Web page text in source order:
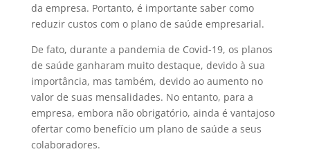
da empresa. Portanto, é importante saber como
reduzir custos com o plano de saúde empresarial.
De fato, durante a pandemia de Covid-19, os planos
de saúde ganharam muito destaque, devido à sua
importância, mas também, devido ao aumento no
valor de suas mensalidades. No entanto, para a
empresa, embora não obrigatório, ainda é vantajoso
ofertar como benefício um plano de saúde a seus
colaboradores.